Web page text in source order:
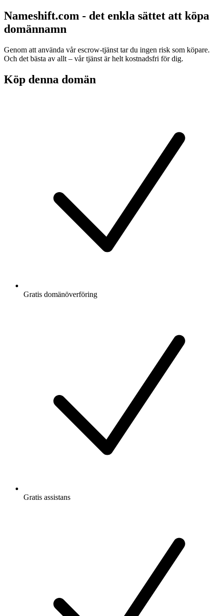
Nameshift.com - det enkla sättet att köpa
domännamn
Genom att använda vår escrow-tjänst tar du ingen risk som köpare.
Och det bästa av allt – vår tjänst är helt kostnadsfri för dig.
Köp denna domän
Gratis domänöverföring
Gratis assistans